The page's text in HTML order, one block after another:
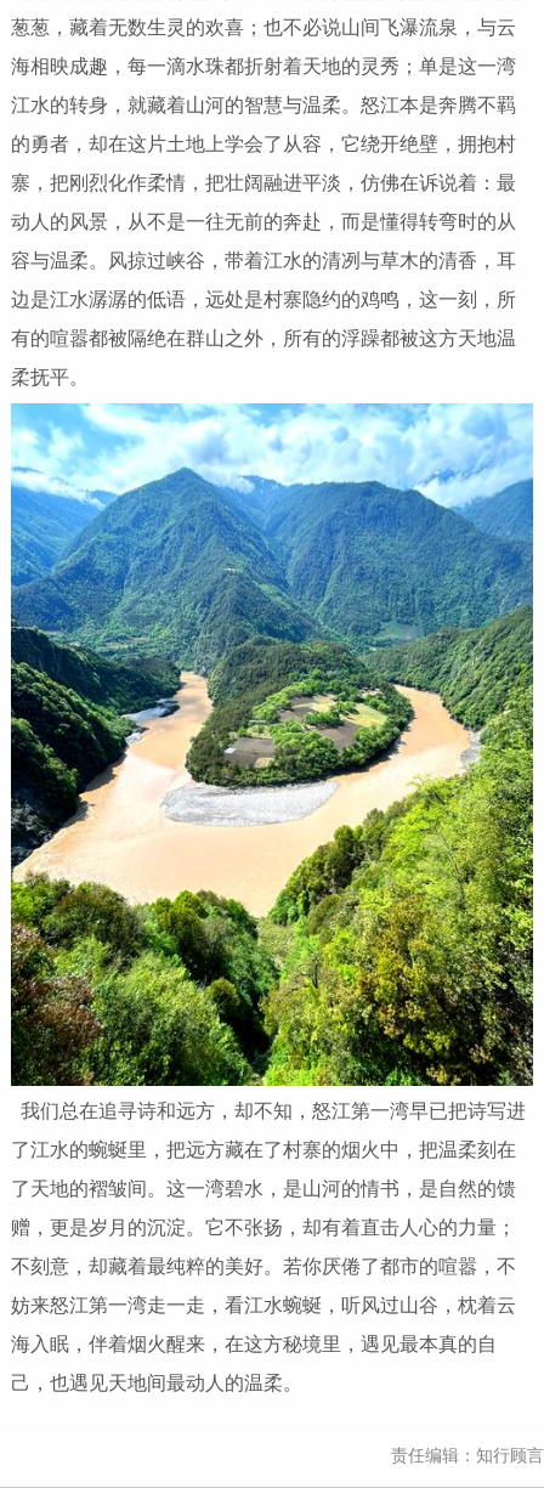
葱葱，藏着无数生灵的欢喜；也不必说山间飞瀑流泉，与云
海相映成趣，每一滴水珠都折射着天地的灵秀；单是这一湾
江水的转身，就藏着山河的智慧与温柔。怒江本是奔腾不羁
的勇者，却在这片土地上学会了从容，它绕开绝壁，拥抱村
寨，把刚烈化作柔情，把壮阔融进平淡，仿佛在诉说着：最
动人的风景，从不是一往无前的奔赴，而是懂得转弯时的从
容与温柔。风掠过峡谷，带着江水的清冽与草木的清香，耳
边是江水潺潺的低语，远处是村寨隐约的鸡鸣，这一刻，所
有的喧嚣都被隔绝在群山之外，所有的浮躁都被这方天地温
柔抚平。
我们总在追寻诗和远方，却不知，怒江第一湾早已把诗写进
了江水的蜿蜒里，把远方藏在了村寨的烟火中，把温柔刻在
了天地的褶皱间。这一湾碧水，是山河的情书，是自然的馈
赠，更是岁月的沉淀。它不张扬，却有着直击人心的力量；
不刻意，却藏着最纯粹的美好。若你厌倦了都市的喧嚣，不
妨来怒江第一湾走一走，看江水蜿蜒，听风过山谷，枕着云
海入眠，伴着烟火醒来，在这方秘境里，遇见最本真的自
己，也遇见天地间最动人的温柔。
责任编辑：知行顾言